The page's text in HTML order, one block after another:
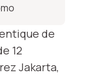
de
12
Jakarta,